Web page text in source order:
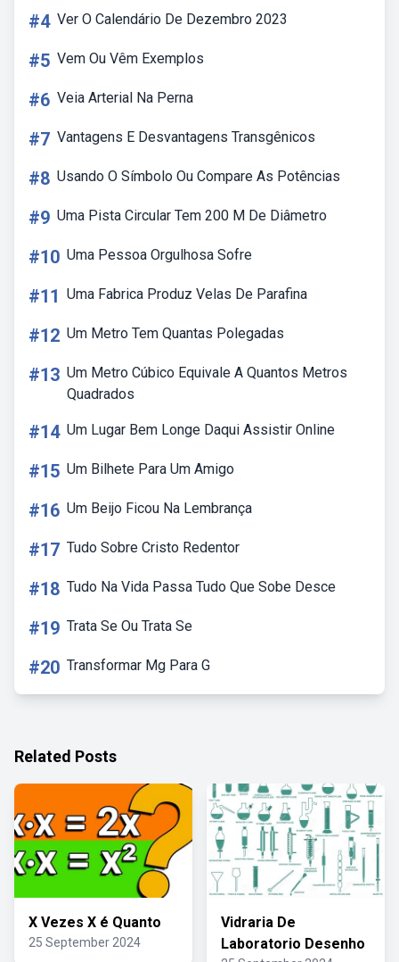
#4 Ver O Calendário De Dezembro 2023
#5 Vem Ou Vêm Exemplos
#6 Veia Arterial Na Perna
#7 Vantagens E Desvantagens Transgênicos
#8 Usando O Símbolo Ou Compare As Potências
#9 Uma Pista Circular Tem 200 M De Diâmetro
#10 Uma Pessoa Orgulhosa Sofre
#11 Uma Fabrica Produz Velas De Parafina
#12 Um Metro Tem Quantas Polegadas
#13 Um Metro Cúbico Equivale A Quantos Metros
Quadrados
#14 Um Lugar Bem Longe Daqui Assistir Online
#15 Um Bilhete Para Um Amigo
#16 Um Beijo Ficou Na Lembrança
#17 Tudo Sobre Cristo Redentor
#18 Tudo Na Vida Passa Tudo Que Sobe Desce
#19 Trata Se Ou Trata Se
#20 Transformar Mg Para G
Related Posts
X Vezes X é Quanto
25 September 2024
Vidraria De
Laboratorio Desenho